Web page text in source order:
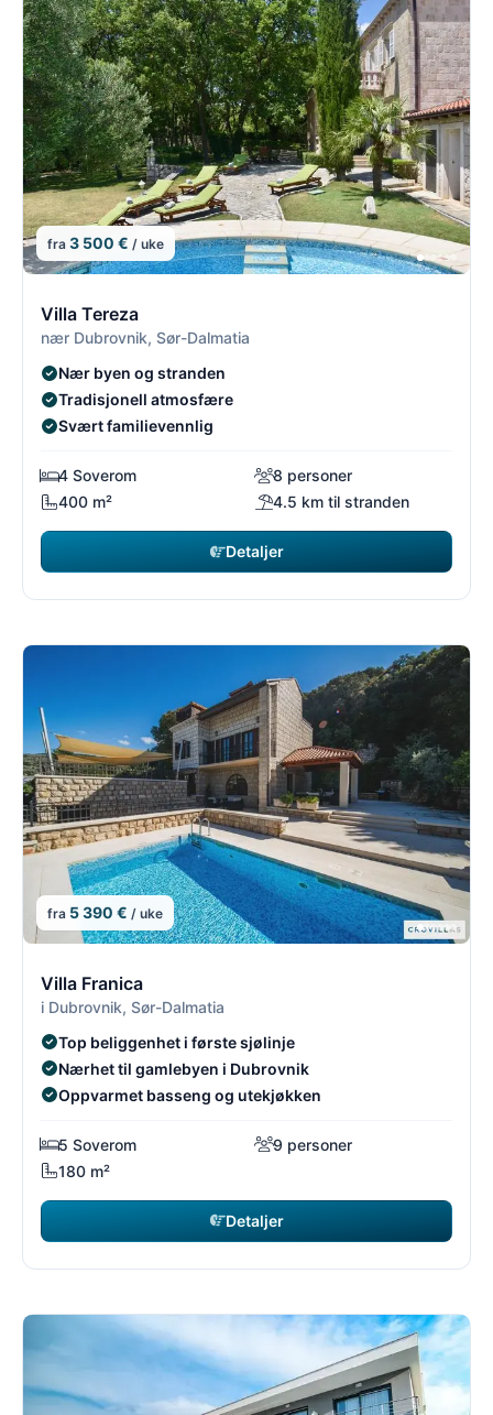
fra 3 500 € / uke
Villa Tereza
nær Dubrovnik, Sør-Dalmatia
Nær byen og stranden
Tradisjonell atmosfære
Svært familievennlig
4 Soverom
8 personer
400 m²
4.5 km til stranden
Detaljer
fra 5 390 € / uke
Villa Franica
i Dubrovnik, Sør-Dalmatia
Top beliggenhet i første sjølinje
Nærhet til gamlebyen i Dubrovnik
Oppvarmet basseng og utekjøkken
5 Soverom
9 personer
180 m²
Detaljer